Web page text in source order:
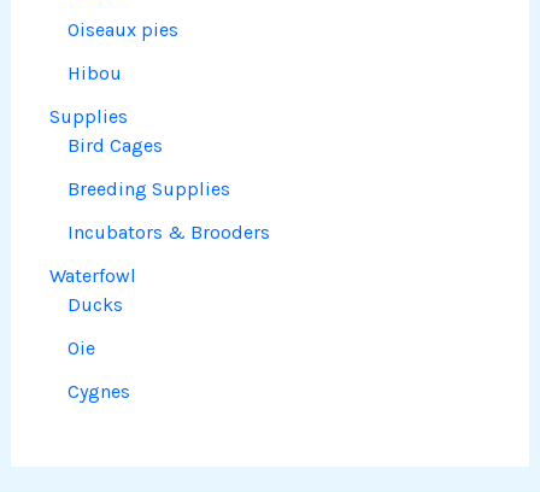
Oiseaux pies
Hibou
Supplies
Bird Cages
Breeding Supplies
Incubators & Brooders
Waterfowl
Ducks
Oie
Cygnes